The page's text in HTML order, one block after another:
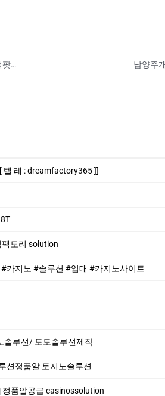
#아이슬롯 인생당첨금 99억♣ 010 .74 65 - 34 64 ♣ 최고스케일의 #islot 잭팟잘터지는 #슬롯사이트 남양주
텔 레 : dreamfactory365 ]]
팩토리 solution
카지노 #솔루션 #임대 #카지노사이트
솔루션/ 토토솔루션제작
션정품알 토지노솔루션
품알공급 casinossolution